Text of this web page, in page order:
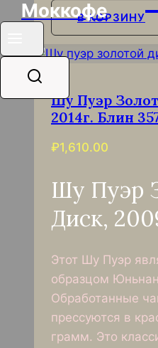
МоккофеВ КОРЗИНУ
Шу Пуэр
2014г. Блин
₽1,610.00
Шу Пуэр
Диск,
Этот Шу Пуэр
образцом
Обработанные
прессуются в
грамм. Это